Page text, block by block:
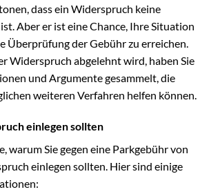
dass ein Widerspruch keine
Aber er ist eine Chance, Ihre Situation
Überprüfung der Gebühr zu erreichen.
Widerspruch abgelehnt wird, haben Sie
und Argumente gesammelt, die
weiteren Verfahren helfen können.
einlegen sollten
warum Sie gegen eine Parkgebühr von
einlegen sollten. Hier sind einige